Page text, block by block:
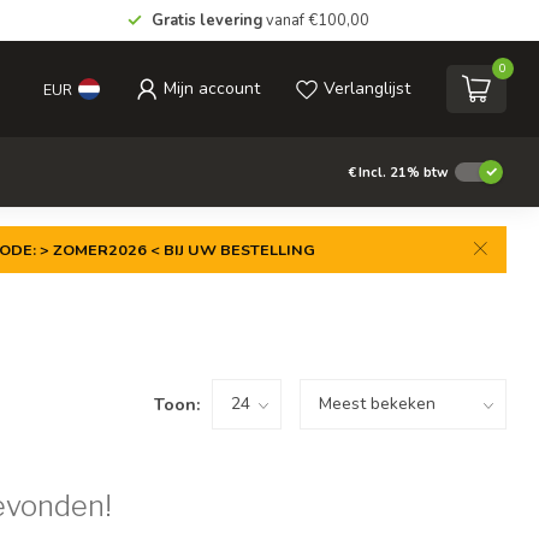
Gratis leveringvanaf €100,00
EUR Mijn account Verlanglijst
0
€Incl. 21% btw
> ZOMER2026 < BIJ UW BESTELLING
Toon: